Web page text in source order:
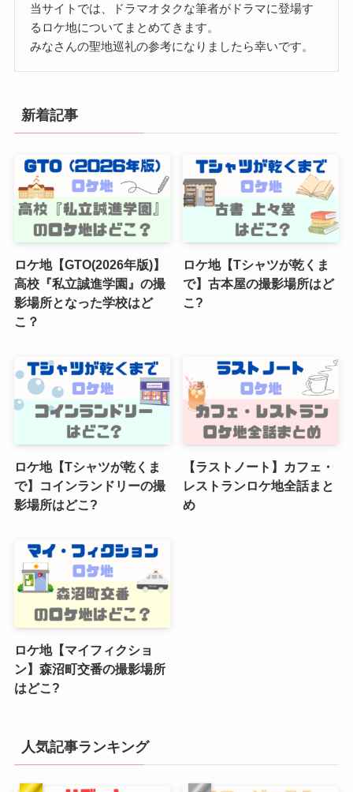
当サイトでは、ドラマオタクな筆者がドラマに登場す
るロケ地についてまとめてきます。
みなさんの聖地巡礼の参考になりましたら幸いです。
新着記事
ロケ地【GTO(2026年版)】
高校『私立誠進学園』の撮
影場所となった学校はど
こ？
ロケ地【Tシャツが乾くま
で】古本屋の撮影場所はど
こ?
ロケ地【Tシャツが乾くま
で】コインランドリーの撮
影場所はどこ?
【ラストノート】カフェ・
レストランロケ地全話まと
め
ロケ地【マイフィクショ
ン】森沼町交番の撮影場所
はどこ?
人気記事ランキング